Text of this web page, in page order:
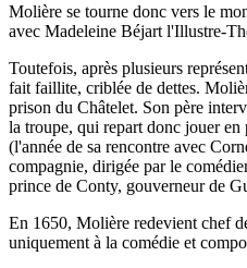
Molière se tourne donc vers le
avec Madeleine Béjart l'Illustre-
Toutefois, après plusieurs
fait faillite, criblée de dettes.
prison du Châtelet. Son père
la troupe, qui repart donc jouer
(l'année de sa rencontre avec
compagnie, dirigée par le
prince de Conty, gouverneur de
En 1650, Molière redevient chef
uniquement à la comédie et